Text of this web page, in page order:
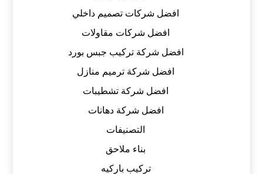
افضل شركات تصميم داخلي
افضل شركات مقاولات
افضل شركة تركيب جبس بورد
افضل شركة ترميم منازل
افضل شركة تشطيبات
افضل شركة دهانات
التصنيفات
بناء ملاحق
تركيب باركيه